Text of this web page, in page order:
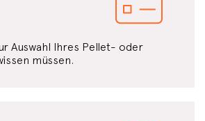
Auswahl Ihres Pellet- oder
müssen.